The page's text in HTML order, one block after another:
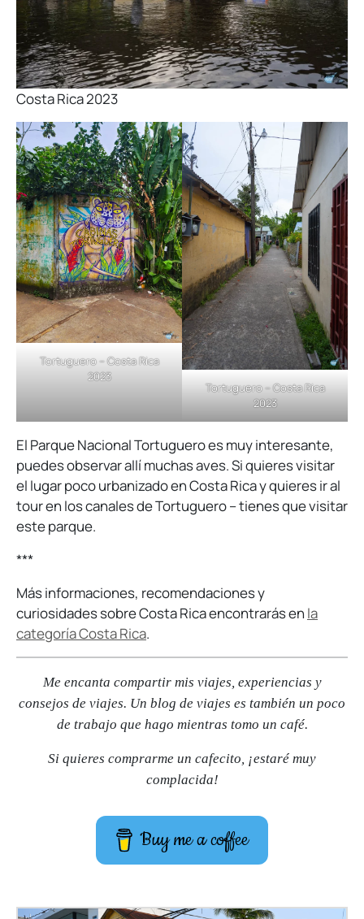
Costa Rica 2023
Tortuguero – Costa Rica
2023
Tortuguero – Costa Rica
2023
El Parque Nacional Tortuguero es muy interesante,
puedes observar allí muchas aves. Si quieres visitar
el lugar poco urbanizado en Costa Rica y quieres ir al
tour en los canales de Tortuguero – tienes que visitar
este parque.
***
Más informaciones, recomendaciones y
curiosidades sobre Costa Rica encontrarás en la
categoría Costa Rica.
Me encanta compartir mis viajes, experiencias y
consejos de viajes. Un blog de viajes es también un poco
de trabajo que hago mientras tomo un café.
Si quieres comprarme un cafecito, ¡estaré muy
complacida!
Buy me a coffee